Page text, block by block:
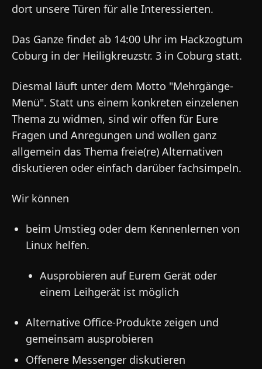
dort unsere Türen für alle Interessierten.
Das Ganze findet ab 14:00 Uhr im Hackzogtum
Coburg in der Heiligkreuzstr. 3 in Coburg statt.
Diesmal läuft unter dem Motto "Mehrgänge-
Menü". Statt uns einem konkreten einzelenen
Thema zu widmen, sind wir offen für Eure
Fragen und Anregungen und wollen ganz
allgemein das Thema freie(re) Alternativen
diskutieren oder einfach darüber fachsimpeln.
Wir können
beim Umstieg oder dem Kennenlernen von
Linux helfen.
Ausprobieren auf Eurem Gerät oder
einem Leihgerät ist möglich
Alternative Office-Produkte zeigen und
gemeinsam ausprobieren
Offenere Messenger diskutieren